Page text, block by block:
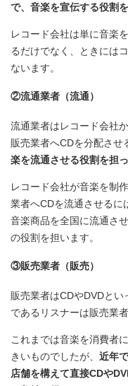
で、音楽を宣伝する役割
レコード会社は単に音楽
るだけでなく、ときには
ないます。
②流通業者（流通）
流通業者はレコード会社
販売業者へCDを分配させ
楽を流通させる役割を担
レコード会社が音楽を制
業者へCDを流通させるに
音楽商品を全国に流通さ
の役割を担います。
③販売業者（販売）
販売業者はCDやDVDと
であるリスナーは販売業
これまでは音楽を消費者
きいものでしたが、 近年
店舗を構えて直接CDや